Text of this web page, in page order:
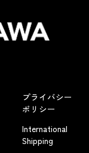
プライバシー
ポリシー
International
Shipping